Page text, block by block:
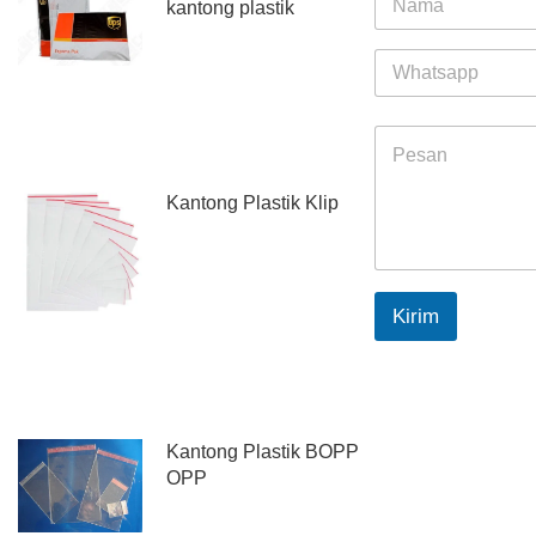
kantong plastik
Kantong Plastik Klip
Kantong Plastik BOPP
OPP
t
e
*
Kirim